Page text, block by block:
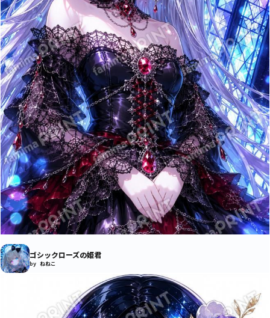
ゴシックローズの姫君
by ねねこ